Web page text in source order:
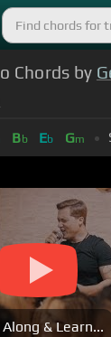
Chords by
Bb Eb Gm
& Learn...